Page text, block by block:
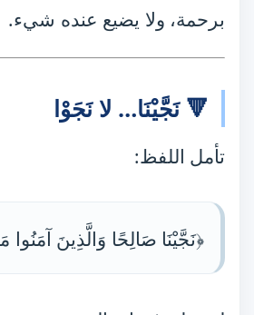
برحمة، ولا يضيع عنده شيء.
🔻 نَجَّيْنَا… لا نَجَوْا
تأمل اللفظ:
﴿نَجَّيْنَا صَالِحًا وَالَّذِينَ آمَنُوا